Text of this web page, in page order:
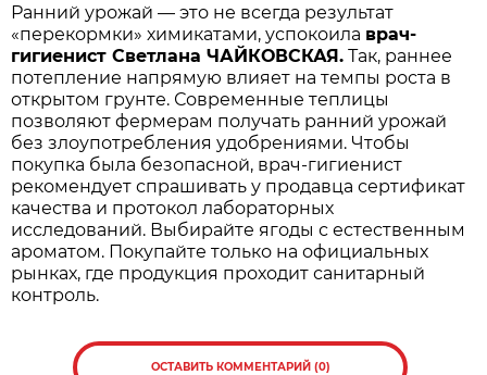
Ранний урожай — это не всегда результат
«перекормки» химикатами, успокоила врач-
гигиенист Светлана ЧАЙКОВСКАЯ. Так, раннее
потепление напрямую влияет на темпы роста в
открытом грунте. Современные теплицы
позволяют фермерам получать ранний урожай
без злоупотребления удобрениями. Чтобы
покупка была безопасной, врач-гигиенист
рекомендует спрашивать у продавца сертификат
качества и протокол лабораторных
исследований. Выбирайте ягоды с естественным
ароматом. Покупайте только на официальных
рынках, где продукция проходит санитарный
контроль.
ОСТАВИТЬ КОММЕНТАРИЙ (0)